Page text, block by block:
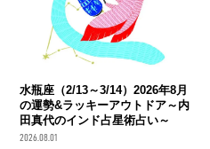
水瓶座（2/13～3/14）2026年8月
の運勢&ラッキーアウトドア～内
田真代のインド占星術占い～
2026.08.01